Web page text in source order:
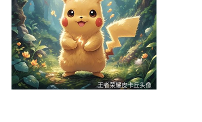
王者荣耀皮卡丘头像
王者荣耀皮卡丘头像